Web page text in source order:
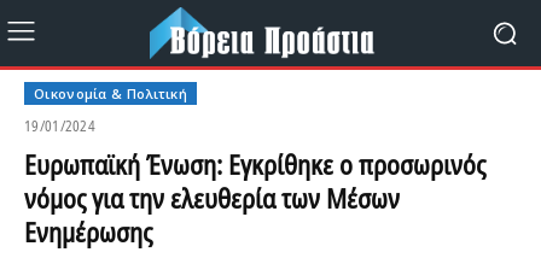
Οικονομία & Πολιτική
19/01/2024
Ευρωπαϊκή Ένωση: Εγκρίθηκε ο προσωρινός
νόμος για την ελευθερία των Μέσων
Ενημέρωσης